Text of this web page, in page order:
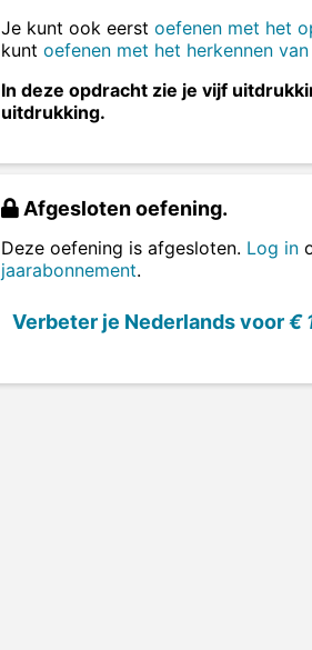
Je kunt ook eerst oefenen met het
kunt oefenen met het herkennen
In deze opdracht zie je vijf
uitdrukking.
Afgesloten oefening.
Deze oefening is afgesloten. Log in
jaarabonnement.
Verbeter je Nederlands voor€